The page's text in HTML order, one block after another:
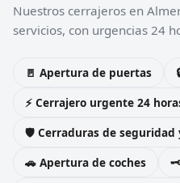
Nuestros cerrajeros en
servicios, con urgencias 24
🚪 Apertura de puertas
⚡ Cerrajero urgente 24
🛡️ Cerraduras de
🚗 Apertura de coches
🗝️